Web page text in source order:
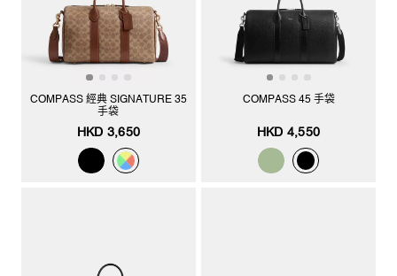
COMPASS 經典 SIGNATURE 35
手袋
HKD 3,650
COMPASS 45 手袋
HKD 4,550